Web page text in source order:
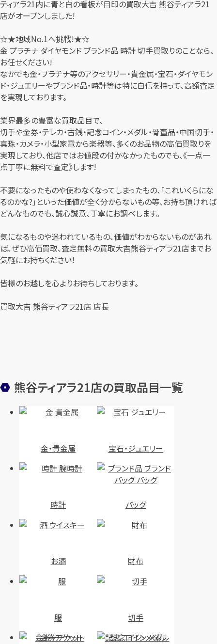
ティアラ21内に青と白の看板が目印の買取大吉 熊谷ティアラ21
店がオープンしました!
☆★地域No.1へ挑戦!★☆
金 プラチナ ダイヤモンド ブランド品 時計 切手買取りのことなら、
お任せください!
なかでも金・プラチナ等のアクセサリー・貴金属・宝石・ダイヤモン
ド・ジュエリーやブランド品・時計等は特に自信を持って、高額査定
を実現しております。
業界最多の豊富な買取品目で、
切手や金券・テレカ・古銭・記念コイン・メダル・骨董品・中国切手・
真珠・カメラ・小型家電から楽器等、多くのお品物の高価買取りを
実現しており、他店ではお値段の付かなかったものでも、《一点一
点丁寧に無料で査定》します!
不要になったものや使わなくなってしまったもの、「これいくらにな
るのかな?」といった価値が全く分からないもの等、お持ち頂ければ
どんなものでも、誠心誠意、丁寧にお調べします。
気になるものや迷われているもの、価値がわからないものがあれ
ば、ぜひ高価買取、査定無料の買取大吉熊谷ティアラ21店までお
気軽にお持ちください!
皆様のお越しを心よりお待ちしております。
買取大吉 熊谷ティアラ21店 店長
熊谷ティアラ21店の買取品目一覧
金・貴金属 宝石・ジュエリー
時計 バッグ
お酒 財布
服
切手
金券・チケット
記念コイン・メダル